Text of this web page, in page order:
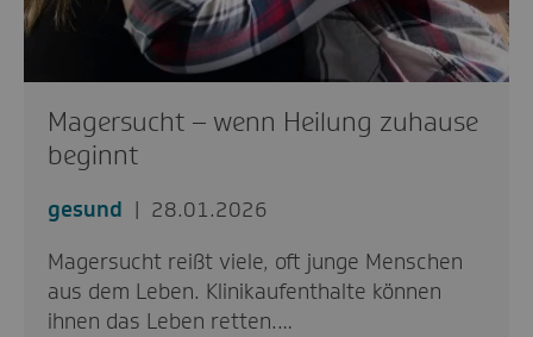
Magersucht – wenn Heilung zuhause
beginnt
gesund
28.01.2026
Magersucht reißt viele, oft junge Menschen
aus dem Leben. Klinikaufenthalte können
ihnen das Leben retten.…